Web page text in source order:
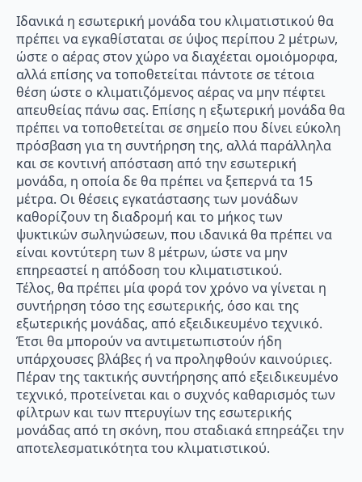
Ιδανικά η εσωτερική μονάδα του κλιματιστικού θα
πρέπει να εγκαθίσταται σε ύψος περίπου 2 μέτρων,
ώστε ο αέρας στον χώρο να διαχέεται ομοιόμορφα,
αλλά επίσης να τοποθετείται πάντοτε σε τέτοια
θέση ώστε ο κλιματιζόμενος αέρας να μην πέφτει
απευθείας πάνω σας. Επίσης η εξωτερική μονάδα θα
πρέπει να τοποθετείται σε σημείο που δίνει εύκολη
πρόσβαση για τη συντήρηση της, αλλά παράλληλα
και σε κοντινή απόσταση από την εσωτερική
μονάδα, η οποία δε θα πρέπει να ξεπερνά τα 15
μέτρα. Οι θέσεις εγκατάστασης των μονάδων
καθορίζουν τη διαδρομή και το μήκος των
ψυκτικών σωληνώσεων, που ιδανικά θα πρέπει να
είναι κοντύτερη των 8 μέτρων, ώστε να μην
επηρεαστεί η απόδοση του κλιματιστικού.
Τέλος, θα πρέπει μία φορά τον χρόνο να γίνεται η
συντήρηση τόσο της εσωτερικής, όσο και της
εξωτερικής μονάδας, από εξειδικευμένο τεχνικό.
Έτσι θα μπορούν να αντιμετωπιστούν ήδη
υπάρχουσες βλάβες ή να προληφθούν καινούριες.
Πέραν της τακτικής συντήρησης από εξειδικευμένο
τεχνικό, προτείνεται και ο συχνός καθαρισμός των
φίλτρων και των πτερυγίων της εσωτερικής
μονάδας από τη σκόνη, που σταδιακά επηρεάζει την
αποτελεσματικότητα του κλιματιστικού.